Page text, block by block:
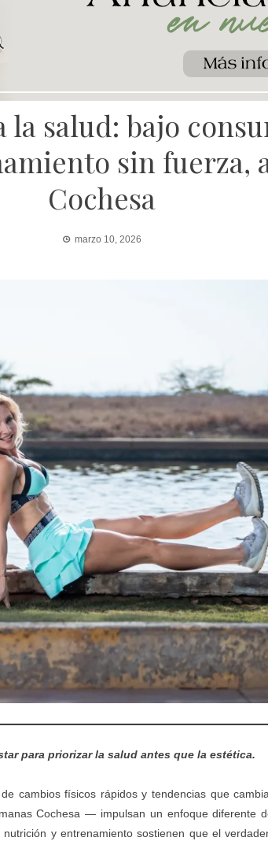
salud: bajo
sin fuerza,
Cochesa
marzo 10, 2026
para priorizar la salud antes que la estética.
cambios físicos rápidos y tendencias que
Cochesa — impulsan un enfoque diferente
y entrenamiento sostienen que el